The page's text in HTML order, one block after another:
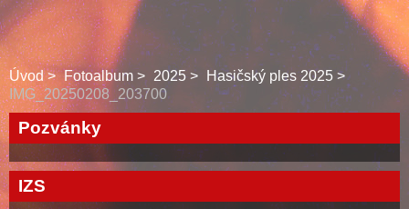
Úvod Fotoalbum 2025
Hasičský ples 2025
IMG_20250208_203700
Pozvánky
IZS